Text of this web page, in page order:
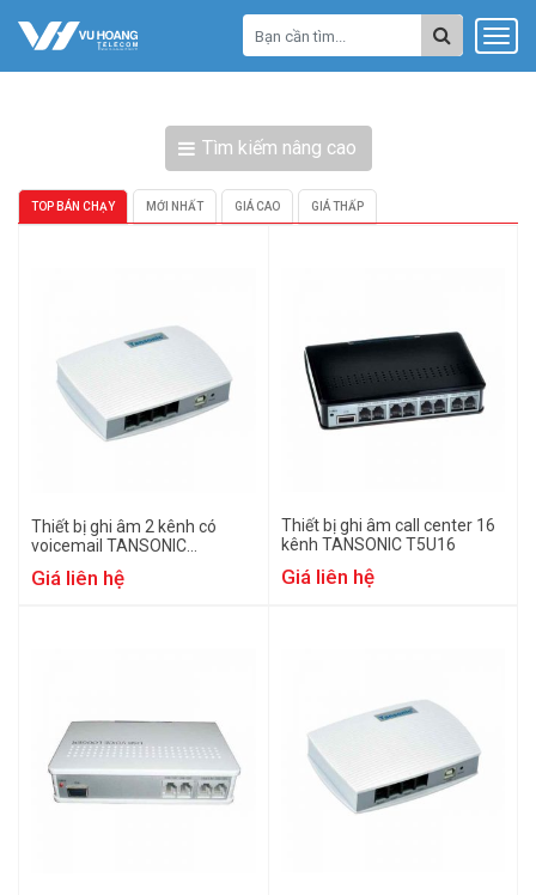
Tìm kiếm nâng cao
TOP BÁN CHẠY MỚI NHẤT GIÁ CAO GIÁ THẤP
Thiết bị ghi âm 2 kênh có
voicemail TANSONIC
Giá liên hệ
Thiết bị ghi âm call center 16
kênh TANSONIC T5U16
Giá liên hệ